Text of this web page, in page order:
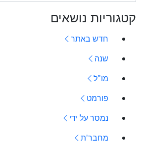
קטגוריות נושאים
חדש באתר
שנה
מו"ל
פורמט
נמסר על ידי
מחבר'ת